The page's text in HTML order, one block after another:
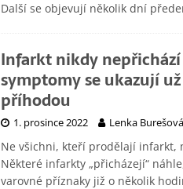
Další se objevují několik dní
Infarkt nikdy
symptomy se ukazují
příhodou
1. prosince 2022 Lenka Burešová
Ne všichni, kteří prodělají infarkt,
Některé infarkty „přicházejí“
varovné příznaky již o několik